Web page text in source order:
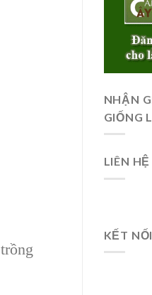
NHẬN
GIỐNG
LIÊN HỆ
KẾT